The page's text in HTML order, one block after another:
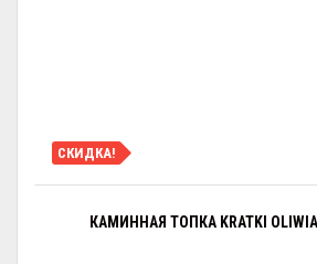
СКИДКА!
КАМИННАЯ ТОПКА KRATKI